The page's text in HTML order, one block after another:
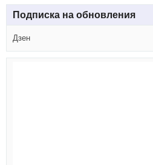
Подписка на обновления
Дзен